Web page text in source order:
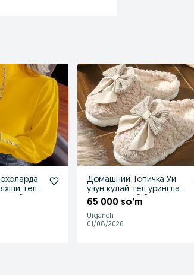
тел
Домашний Топичка Уй
учун кулай тел уринглар
смс га жавоб бермиман
65 000 so’m
Urganch
01/08/2026